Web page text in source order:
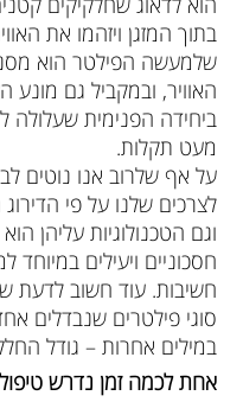
בתוך המזגן ויזהמו את
שלמעשה הפילטר הוא
האוויר, ובמקביל גם
ביחידה הפנימית שעלולה
מעט תקלות.
על אף שלרוב אנו נוטים
לצרכים שלנו על פי
וגם הטכנולוגיות עליהן
חסכוניים ויעילים
חשיבות. עוד חשוב לדעת
סוגי פילטרים שנבדלים
במילים אחרות – גודל
אחת לכמה זמן נדרש